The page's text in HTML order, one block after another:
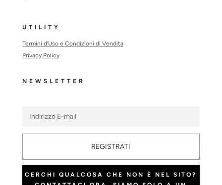
UTILITY
Termini d’Uso e Condizioni di Vendita
Privacy Policy
NEWSLETTER
REGISTRATI
CERCHI QUALCOSA CHE NON È NEL SITO?